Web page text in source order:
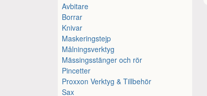
Avbitare
Borrar
Knivar
Maskeringstejp
Målningsverktyg
Mässingsstänger och rör
Pincetter
Proxxon Verktyg & Tillbehör
Sax